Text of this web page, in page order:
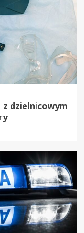
dzielnicowym